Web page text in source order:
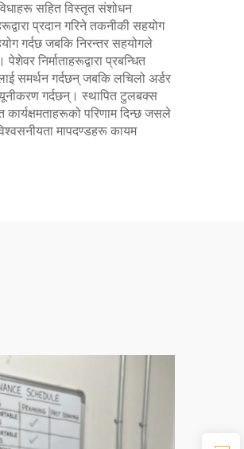
सहित विस्तृत संशोधन
प्रदान गरिने तकनीकी सहयोग
गर्दछ जबकि निरन्तर सहयोगले
निर्माताहरूद्वारा प्रबन्धित
समर्थन गर्दछन् जबकि लचिलो अर्डर
गर्दछन्। स्थापित टुलबक्स
कार्यक्षमताहरूको परिणाम दिन्छ जसले
मापदण्डहरू कायम